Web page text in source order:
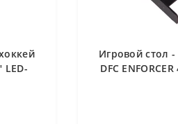
LED-
Игровой стол
DFC